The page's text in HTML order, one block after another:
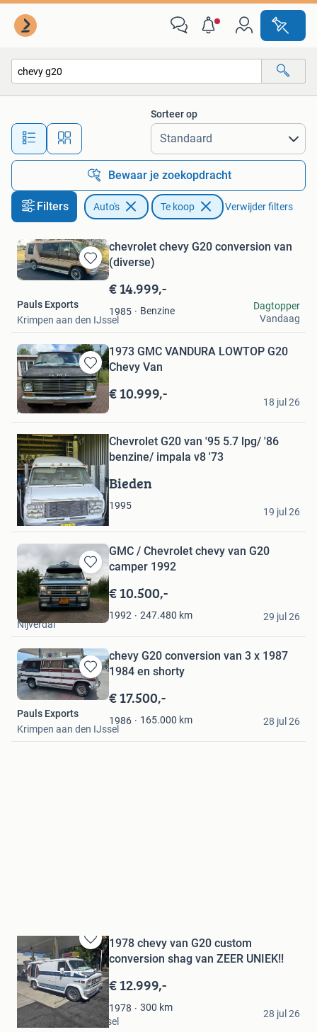
Alle afstanden…
Sorteer op
Bewaar je zoekopdracht
Filters Auto's Te koop Verwijder filters
Bewaren
in
Favorieten
chevrolet chevy G20 conversion van
(diverse)
€ 14.999,-
1985 Benzine
Pauls Exports
Krimpen aan den IJssel
Dagtopper
Vandaag
Bewaren
in
Mijn
Favorieten
1973 GMC VANDURA LOWTOP G20
Chevy Van
€ 10.999,-
Rick
Aduard
18 jul 26
Bewaren
Mijn
Favorieten
Chevrolet G20 van '95 5.7 lpg/ '86
benzine/ impala v8 '73
Bieden
1995
Thomas
Huizen
19 jul 26
Bewaren
in
Mijn
Favorieten
GMC / Chevrolet chevy van G20
camper 1992
€ 10.500,-
1992 247.480 km
drummer
Nijverdal
29 jul 26
Bewaren
in
Favorieten
chevy G20 conversion van 3 x 1987
1984 en shorty
€ 17.500,-
1986 165.000 km
Pauls Exports
Krimpen aan den IJssel
28 jul 26
Bewaren
in
Mijn
Favorieten
1978 chevy van G20 custom
conversion shag van ZEER UNIEK!!
€ 12.999,-
1978 300 km
Pauls Exports
Krimpen aan den IJssel
28 jul 26